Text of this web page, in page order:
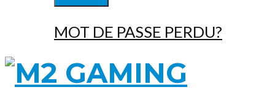
MOT DE PASSE PERDU?